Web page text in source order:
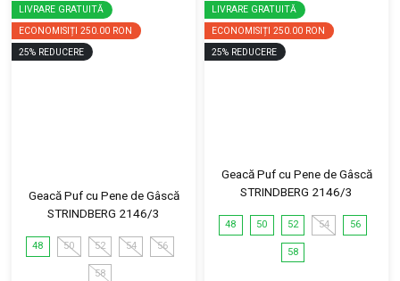
LIVRARE GRATUITĂ
ECONOMISIȚI 250.00 RON
25% REDUCERE
Geacă Puf cu Pene de Gâscă
STRINDBERG 2146/3
48 50 52 54 56
58
LIVRARE GRATUITĂ
ECONOMISIȚI 250.00 RON
25% REDUCERE
Geacă Puf cu Pene de Gâscă
STRINDBERG 2146/3
48 50 52 54 56
58